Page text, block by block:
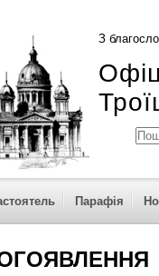
З
Парафія